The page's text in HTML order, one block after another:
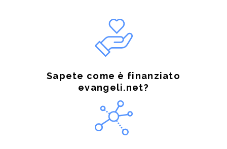
Sapete come è finanziato
evangeli.net?